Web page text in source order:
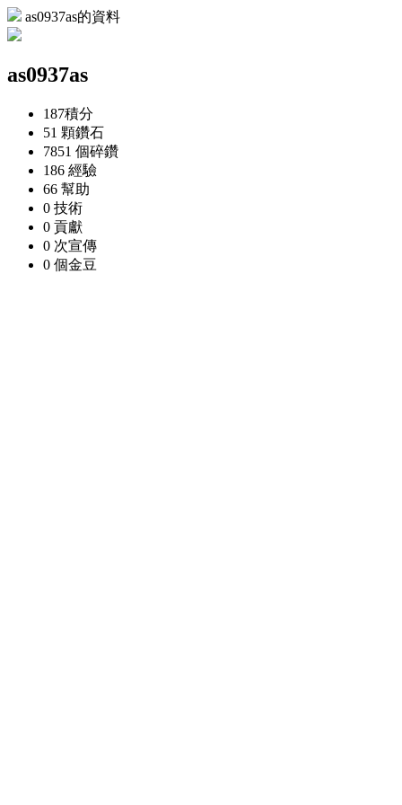
as0937as的資料
as0937as
187積分
51 顆鑽石
7851 個碎鑽
186 經驗
66 幫助
0 技術
0 貢獻
0 次宣傳
0 個金豆